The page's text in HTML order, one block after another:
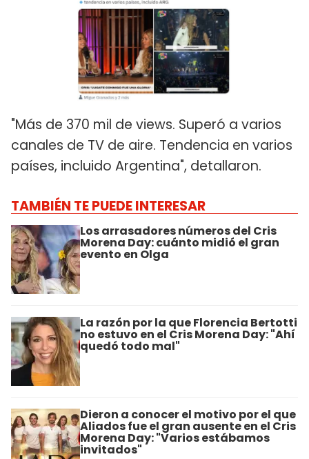
"Más de 370 mil de views. Superó a varios
canales de TV de aire. Tendencia en varios
países, incluido Argentina", detallaron.
TAMBIÉN TE PUEDE INTERESAR
Los arrasadores números del Cris
Morena Day: cuánto midió el gran
evento en Olga
La razón por la que Florencia Bertotti
no estuvo en el Cris Morena Day: "Ahí
quedó todo mal"
Dieron a conocer el motivo por el que
Aliados fue el gran ausente en el Cris
Morena Day: "Varios estábamos
invitados"